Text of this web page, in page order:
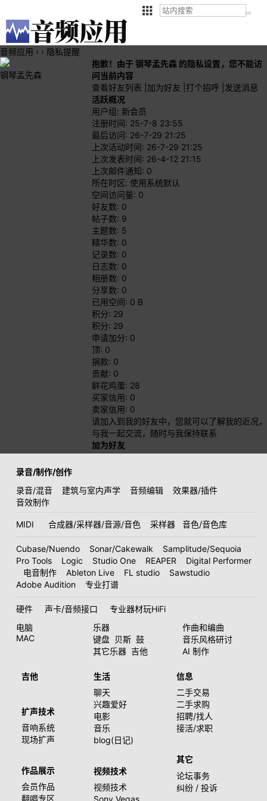
音频应用 › › 隐私提醒
钢琴孟先森
抱歉！由于 钢琴孟先森 的隐私设置，您不能访
问当前内容
查看好友列表
加为好友 打个招呼
发送消息
活跃概况
用户组: 新会员
注册时间: 25-7-8 23:55
最后访问: 26-7-29 21:25
上次活动时间: 26-7-29 21:25
上次发表时间: 26-4-12 21:15
上次邮件通知: 0
所在时区: 使用系统默认
空间访问量: 0
好友数: 0
帖子数: 9
主题数: 5
精华数: 0
记录数: 0
日志数: 0
相册数: 0
分享数: 0
已用空间: 0 B
积分: 29
积分: 29
申请加分: 0
顶: 0
捐款: 0
贡献: 0
鲜花鸡蛋: 28
买家信用: 0
卖家信用: 0
请加入到我的好友中，您就可以了解我的近况，
与我一起交流，随时与我保持联系
加为好友
录音/制作/创作
录音/混音
建筑与室内声学 音频编辑
效果器/插件
音效制作
MIDI 合成器/采样器/音源/音色 采样器 音色/音色库
Cubase/Nuendo Sonar/Cakewalk
Samplitude/Sequoia
Pro Tools
Logic Studio One REAPER
Digital Performer
电音制作
Ableton Live FL studio
Sawstudio
Adobe Audition
专业打谱
硬件 声卡/音频接口
专业器材玩HiFi
电脑
MAC
乐器
键盘 贝斯 鼓
其它乐器 吉他
作曲和编曲
音乐风格研讨
AI 制作
吉他
扩声技术
音响系统
现场扩声
作品展示
会员作品
翻唱专区
生活
聊天
兴趣爱好
电影
音乐
blog(日记)
视频技术
视频技术
信息
二手交易
二手求购
招聘/找人
接活/求职
其它
论坛事务
纠纷 / 投诉